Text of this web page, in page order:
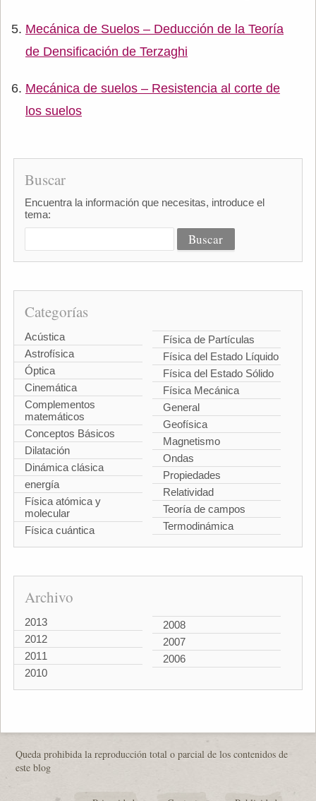
Mecánica de Suelos – Deducción de la Teoría
de Densificación de Terzaghi
Mecánica de suelos – Resistencia al corte de
los suelos
Buscar
Encuentra la información que necesitas, introduce el
tema:
Categorías
Acústica
Astrofísica
Óptica
Cinemática
Complementos
matemáticos
Conceptos Básicos
Dilatación
Dinámica clásica
energía
Física atómica y
molecular
Física cuántica
Física de Partículas
Física del Estado Líquido
Física del Estado Sólido
Física Mecánica
General
Geofísica
Magnetismo
Ondas
Propiedades
Relatividad
Teoría de campos
Termodinámica
Archivo
2013
2012
2011
2010
2008
2007
2006
Queda prohibida la reproducción total o parcial de los contenidos de
este blog